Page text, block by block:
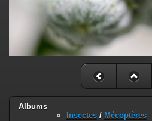
Albums
Insectes / Mécoptères